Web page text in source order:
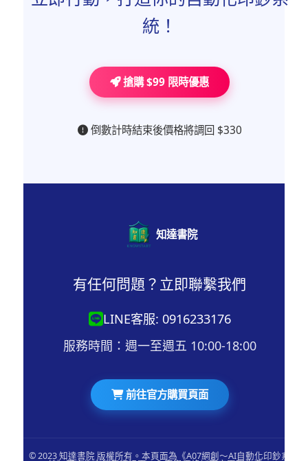
前詳細了解課程大綱與內容，確認符合您的
需求後再進行購買。
統！
搶購 $99 限時優惠
倒數計時結束後價格將調回 $330
知達書院
有任何問題？立即聯繫我們
LINE客服: 0916233176
服務時間：週一至週五 10:00-18:00
前往官方購買頁面
© 2023 知達書院 版權所有。本頁面為《A07網創～AI自動化印鈔系